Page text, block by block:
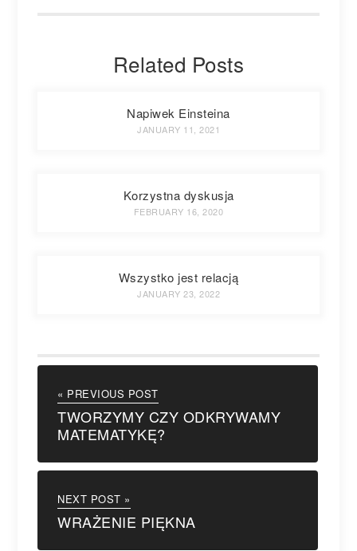
Related Posts
Napiwek Einsteina
JANUARY 11, 2021
Korzystna dyskusja
FEBRUARY 16, 2020
Wszystko jest relacją
JANUARY 23, 2022
« PREVIOUS POST
TWORZYMY CZY ODKRYWAMY
MATEMATYKĘ?
NEXT POST »
WRAŻENIE PIĘKNA